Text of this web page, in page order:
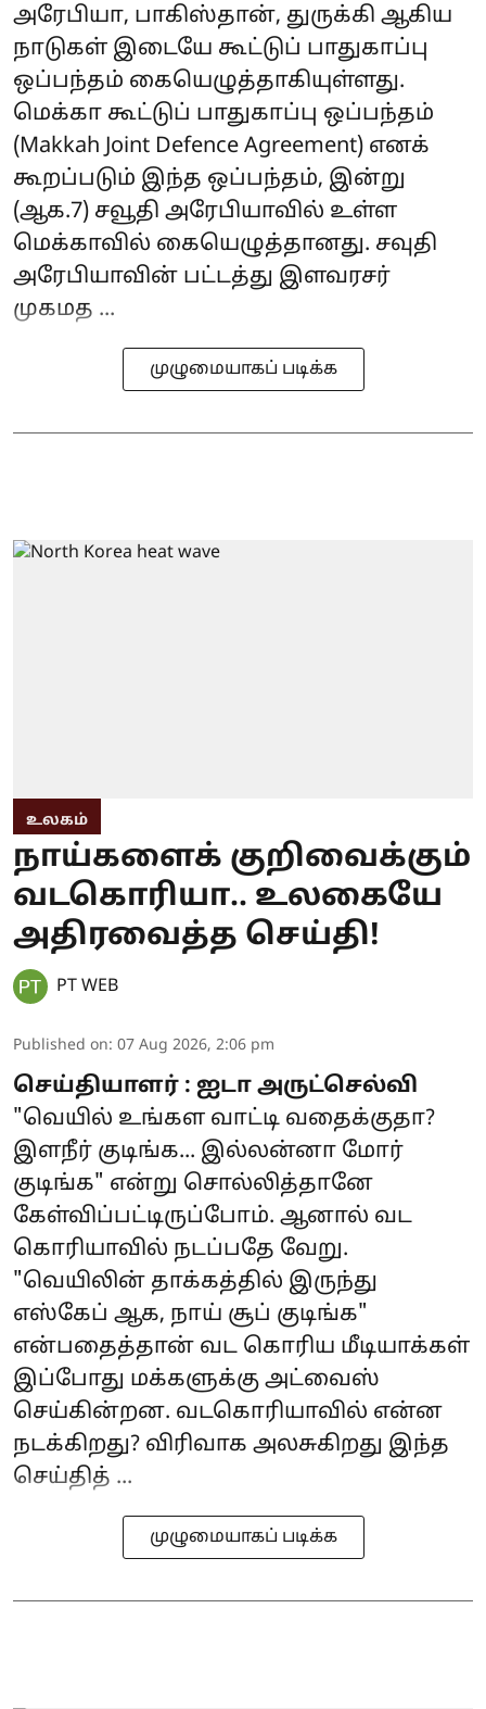
அரேபியா, பாகிஸ்தான், துருக்கி ஆகிய
நாடுகள் இடையே கூட்டுப் பாதுகாப்பு
ஒப்பந்தம் கையெழுத்தாகியுள்ளது.
மெக்கா கூட்டுப் பாதுகாப்பு ஒப்பந்தம்
(Makkah Joint Defence Agreement) எனக்
கூறப்படும் இந்த ஒப்பந்தம், இன்று
(ஆக.7) சவூதி அரேபியாவில் உள்ள
மெக்காவில் கையெழுத்தானது. சவுதி
அரேபியாவின் பட்டத்து இளவரசர்
முகமத ...
முழுமையாகப் படிக்க
உலகம்
நாய்களைக் குறிவைக்கும்
வடகொரியா.. உலகையே
அதிரவைத்த செய்தி!
PT WEB
Published on: 07 Aug 2026, 2:06 pm
செய்தியாளர் : ஐடா அருட்செல்வி
"வெயில் உங்கள வாட்டி வதைக்குதா?
இளநீர் குடிங்க... இல்லன்னா மோர்
குடிங்க" என்று சொல்லித்தானே
கேள்விப்பட்டிருப்போம். ஆனால் வட
கொரியாவில் நடப்பதே வேறு.
"வெயிலின் தாக்கத்தில் இருந்து
எஸ்கேப் ஆக, நாய் சூப் குடிங்க"
என்பதைத்தான் வட கொரிய மீடியாக்கள்
இப்போது மக்களுக்கு அட்வைஸ்
செய்கின்றன. வடகொரியாவில் என்ன
நடக்கிறது? விரிவாக அலசுகிறது இந்த
செய்தித் ...
முழுமையாகப் படிக்க